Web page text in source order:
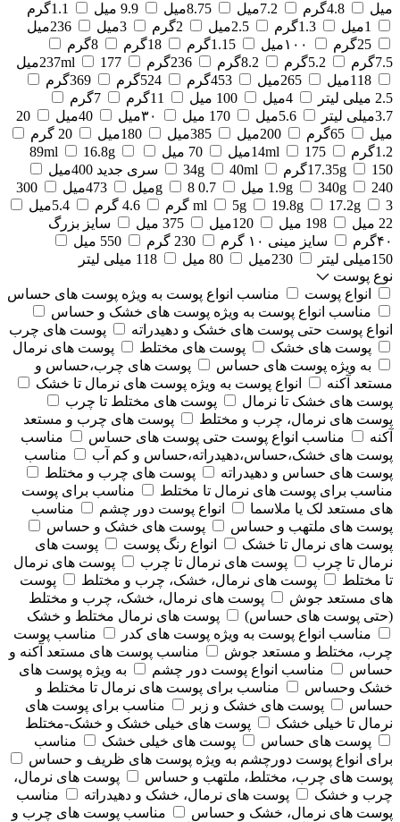
میل
4.8گرم 7.2میل 8.75میل 9.9 میل
1.1گرم
1میل
1.3گرم 2.5میل 2گرم 3میل
236میل
25گرم
۱۰۰میل 1.15گرم 18گرم
8گرم
7.5گرم
5.2گرم 8.2گرم 236گرم 237ml
177میل
118میل
265میل 453گرم 524گرم
369گرم
2.5 میلی لیتر
4میل 100 میل 11گرم
7گرم
3.7میلی لیتر
5.6میل 170 میل ۳۰میل 40میل
20
میل
65گرم 200میل 385میل 180میل
20 گرم
1.2گرم
14ml 175میل 70 میل 89ml
16.8g
17.35g
150گرم 34g 40ml
سری جدید 400میل
1.9g
340g 240 میل 0.7 g 8میل 473میل
300
ml
5g 19.8g 17.2g 3 گرم 4.6 گرم
5.4میل
22 میل
198 میل 120میل 375 میل
سایز بزرگ
۴۰گرم
سایز مینی ۱۰ گرم 230 گرم
550 میل
150میلی لیتر
230میل 80 میل
118 میلی لیتر
نوع پوست
انواع پوست
مناسب انواع پوست به ویژه پوست های حساس
مناسب انواع پوست به ویژه پوست های خشک و حساس
انواع پوست حتی پوست های خشک و دهیدراته
پوست های چرب
پوست های خشک
پوست های مختلط
پوست های نرمال
به ویژه پوست های حساس
پوست های چرب،حساس و
مستعد آکنه
انواع پوست به ویژه پوست های نرمال تا خشک
پوست های خشک تا نرمال
پوست های مختلط تا چرب
پوست های نرمال، چرب و مختلط
پوست های چرب و مستعد
آکنه
مناسب انواع پوست حتی پوست های حساس
مناسب
پوست های خشک،حساس،دهیدراته،حساس و کم آب
مناسب
پوست های حساس و دهیدراته
پوست های چرب و مختلط
مناسب برای پوست های نرمال تا مختلط
مناسب برای پوست
های مستعد لک یا ملاسما
انواع پوست دور چشم
مناسب
پوست های ملتهب و حساس
پوست های خشک و حساس
پوست های نرمال تا خشک
انواع رنگ پوست
پوست های
نرمال تا چرب
پوست های نرمال تا چرب
پوست های نرمال
تا مختلط
پوست های نرمال، خشک، چرب و مختلط
پوست
های مستعد جوش
پوست های نرمال، خشک، چرب و مختلط
(حتی پوست های حساس)
پوست های نرمال مختلط و خشک
مناسب انواع پوست به ویژه پوست های کدر
مناسب پوست
چرب، مختلط و مستعد جوش
مناسب پوست های مستعد آکنه و
حساس
مناسب انواع پوست دور چشم
به ویژه پوست های
خشک وحساس
مناسب برای پوست های نرمال تا مختلط و
حساس
پوست های خشک و زبر
مناسب برای پوست های
نرمال تا خیلی خشک
پوست های خیلی خشک و خشک-مختلط
پوست های حساس
پوست های خیلی خشک
مناسب
برای انواع پوست دورچشم به ویژه پوست های ظریف و حساس
پوست های چرب، مختلط، ملتهب و حساس
پوست های نرمال،
چرب و خشک
پوست های نرمال، خشک و دهیدراته
مناسب
پوست های نرمال، خشک و حساس
مناسب پوست های چرب و